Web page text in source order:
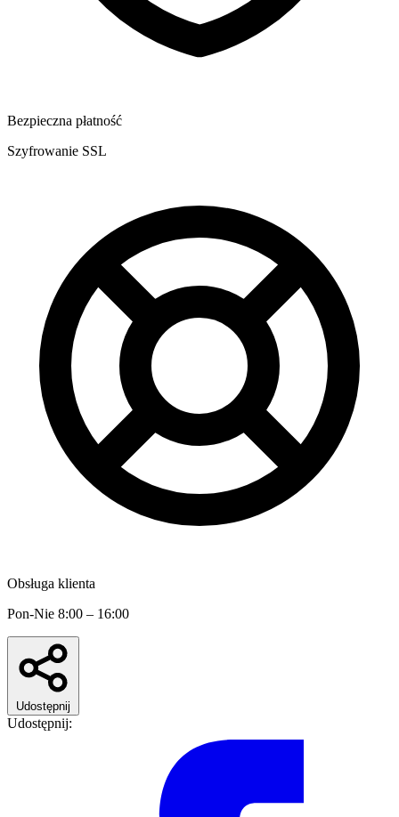
Bezpieczna płatność
Szyfrowanie SSL
Obsługa klienta
Pon-Nie 8:00 – 16:00
Udostępnij
Udostępnij: